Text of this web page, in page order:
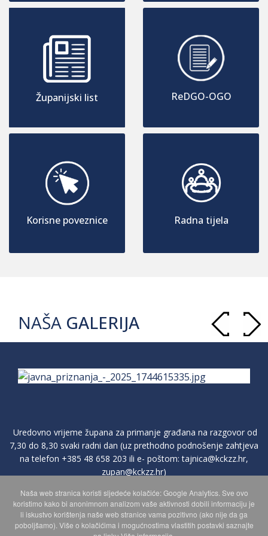
Županijski list
Korisne poveznice
ReDGO-OGO
Radna tijela
NAŠA GALERIJA
Uredovno vrijeme župana za primanje građana na razgovor od
7,30 do 8,30 svaki radni dan (uz prethodno podnošenje zahtjeva
na telefon +385 48 658 203 ili e- poštom:tajnica@kckzz.hr,
zupan@kckzz.hr)
POLITIKA ZAŠTITE PRIVATNOSTI OSOBNIH PODATAKA
Naša web stranica koristi sljedeće kolačiće: Google Analytics. Sve ovo
koristimo kako bi anonimnom analizom vaše aktivnosti dobili informaciju je
li iskustvo korištenja naše web stranice vama pozitivno (ako nije da ga
poboljšamo). Više o kolačićima i mogućnostima vlastitih postavki saznajte